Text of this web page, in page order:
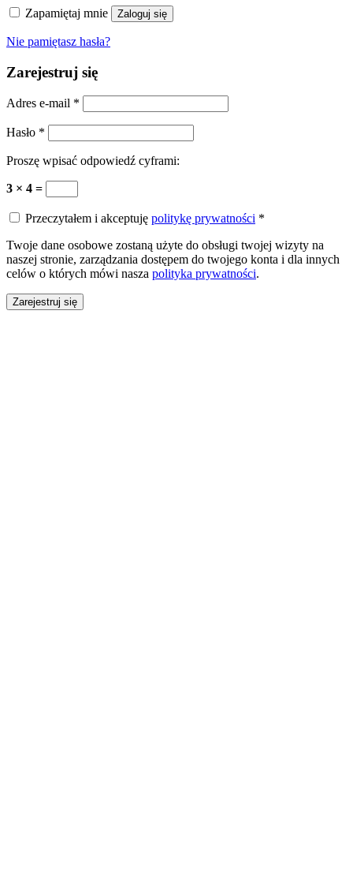
Zapamiętaj mnie Zaloguj się
Nie pamiętasz hasła?
Zarejestruj się
Adres e-mail *
Hasło *
Proszę wpisać odpowiedź cyframi:
3 × 4 =
Przeczytałem i akceptuję politykę prywatności *
Twoje dane osobowe zostaną użyte do obsługi twojej wizyty na
naszej stronie, zarządzania dostępem do twojego konta i dla innych
celów o których mówi nasza polityka prywatności.
Zarejestruj się